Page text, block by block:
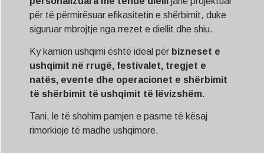
për të përmirësuar efikasitetin e shërbimit, duke
siguruar mbrojtje nga rrezet e diellit dhe shiu.
Ky kamion ushqimi është ideal për bizneset e
ushqimit në rrugë, festivalet, tregjet e
natës, evente dhe operacionet e shërbimit
të shërbimit të ushqimit të lëvizshëm.
Tani, le të shohim pamjen e pasme të kësaj
rimorkioje të madhe ushqimore.